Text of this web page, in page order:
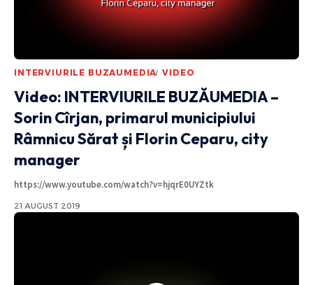
INTERVIURILE BUZAUMEDIA VIDEO
Video: INTERVIURILE BUZĂUMEDIA –
Sorin Cîrjan, primarul municipiului
Râmnicu Sărat și Florin Ceparu, city
manager
https://www.youtube.com/watch?v=hjqrE0UYZtk
21 AUGUST 2019